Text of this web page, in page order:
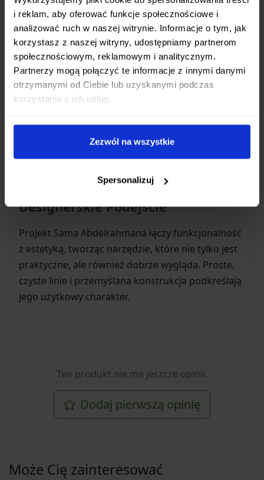
i reklam, aby oferować funkcje społecznościowe i
analizować ruch w naszej witrynie. Informacje o tym, jak
korzystasz z naszej witryny, udostępniamy partnerom
społecznościowym, reklamowym i analitycznym.
Partnerzy mogą połączyć te informacje z innymi danymi
otrzymanymi od Ciebie lub uzyskanymi podczas
korzystania z ich usług.
Zezwól na wszystkie
Spersonalizuj
Użyteczność na Co Dzień
HEA Hunter to nóż, który sprawdzi się w szerokim
zakresie zastosowań. Jego ostrze o długości 73
mm jest wystarczająco uniwersalne do większości
codziennych zadań, od otwierania paczek, przez
przygotowywanie posiłków na biwaku, aż po
drobne prace manualne. Kompaktowa budowa,
solidne materiały i niezawodna blokada czynią go
Designerskie Podejście
Projekt Sama Abdelrahmana łączy funkcjonalność
z estetyką, tworząc narzędzie, które nie tylko jest
praktyczne, ale również dobrze wygląda. Proste,
czyste linie i przemyślana konstrukcja podkreślają
jego użytkowy charakter.
Ten produkt nie ma jeszcze opinii.
Dodaj pierwszą opinię
Może Cię zainteresować